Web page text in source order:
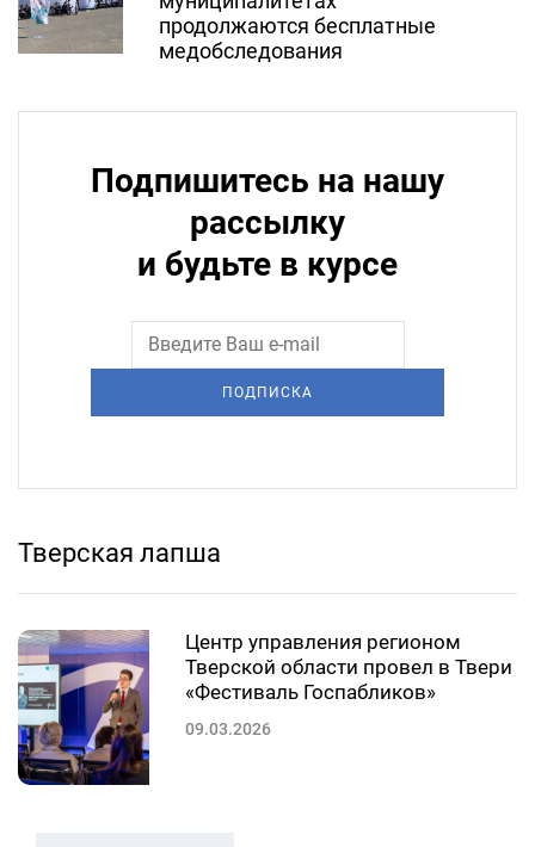
продолжаются бесплатные
медобследования
Подпишитесь на нашу
рассылку
и будьте в курсе
ПОДПИСКА
Тверская лапша
Центр управления регионом
Тверской области провел в Твери
«Фестиваль Госпабликов»
09.03.2026